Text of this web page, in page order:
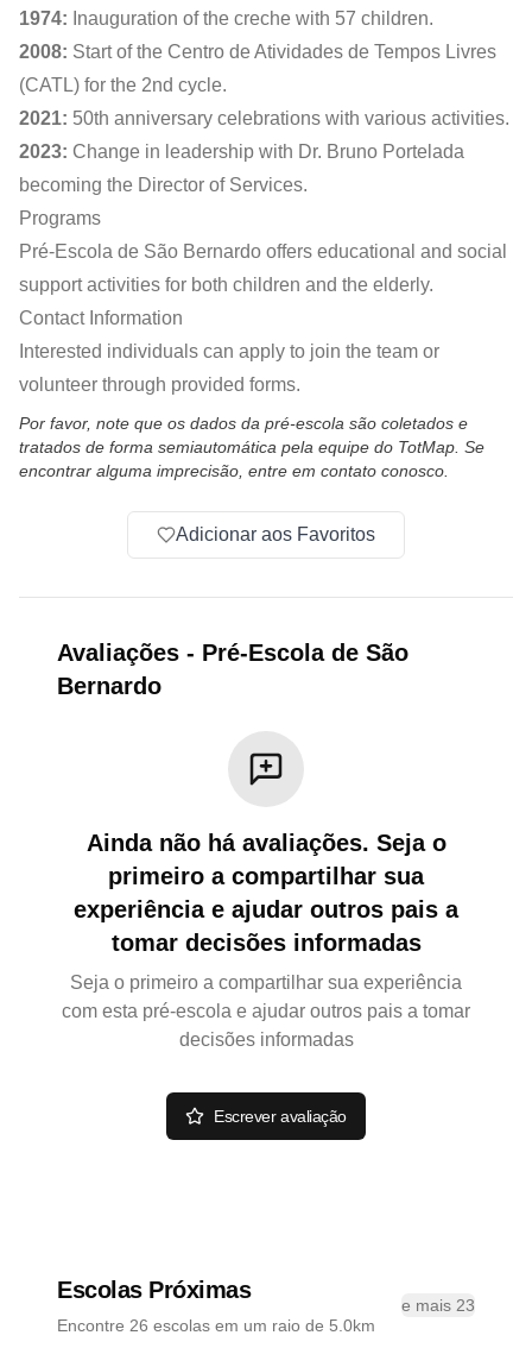
1974: Inauguration of the creche with 57 children.
2008: Start of the Centro de Atividades de Tempos Livres
(CATL) for the 2nd cycle.
2021: 50th anniversary celebrations with various activities.
2023: Change in leadership with Dr. Bruno Portelada
becoming the Director of Services.
Programs
Pré-Escola de São Bernardo offers educational and social
support activities for both children and the elderly.
Contact Information
Interested individuals can apply to join the team or
volunteer through provided forms.
Por favor, note que os dados da pré-escola são coletados e
tratados de forma semiautomática pela equipe do TotMap. Se
encontrar alguma imprecisão, entre em contato conosco.
Adicionar aos Favoritos
Avaliações - Pré-Escola de São
Bernardo
Ainda não há avaliações. Seja o
primeiro a compartilhar sua
experiência e ajudar outros pais a
tomar decisões informadas
Seja o primeiro a compartilhar sua experiência
com esta pré-escola e ajudar outros pais a tomar
decisões informadas
Escrever avaliação
Escolas Próximas
Encontre 26 escolas em um raio de 5.0km
e mais 23